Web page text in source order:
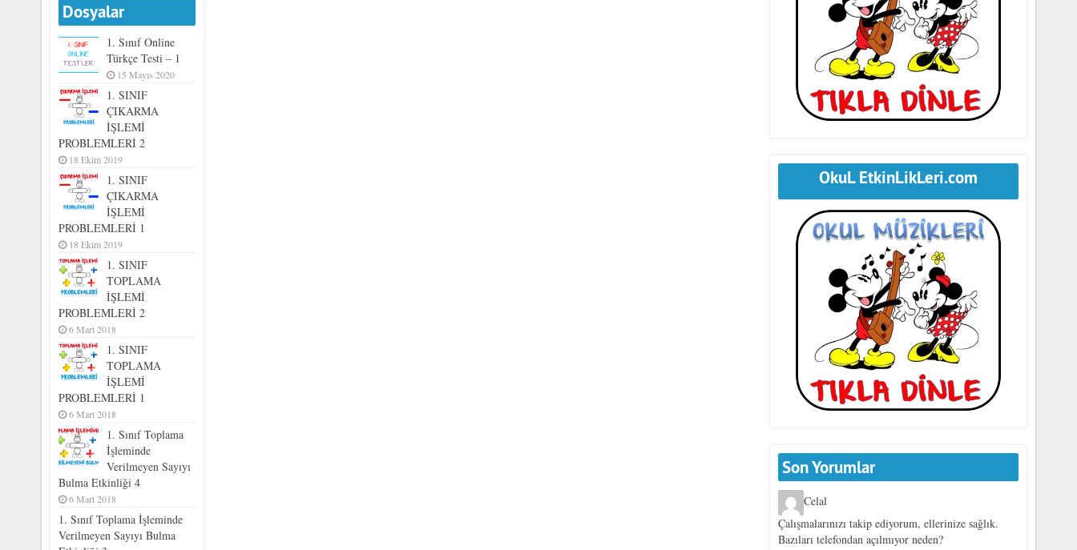
Dosyalar
1. Sınıf Online
Türkçe Testi – 1
15 Mayıs 2020
1. SINIF
ÇIKARMA
İŞLEMİ
PROBLEMLERİ 2
18 Ekim 2019
1. SINIF
ÇIKARMA
İŞLEMİ
PROBLEMLERİ 1
18 Ekim 2019
1. SINIF
TOPLAMA
İŞLEMİ
PROBLEMLERİ 2
6 Mart 2018
1. SINIF
TOPLAMA
İŞLEMİ
PROBLEMLERİ 1
6 Mart 2018
1. Sınıf Toplama
İşleminde
Verilmeyen Sayıyı
Bulma Etkinliği 4
6 Mart 2018
1. Sınıf Toplama İşleminde
Verilmeyen Sayıyı Bulma
OkuL EtkinLikLeri.com
Son Yorumlar
Celal
Çalışmalarınızı takip ediyorum, ellerinize sağlık.
Bazıları telefondan açılmıyor neden?